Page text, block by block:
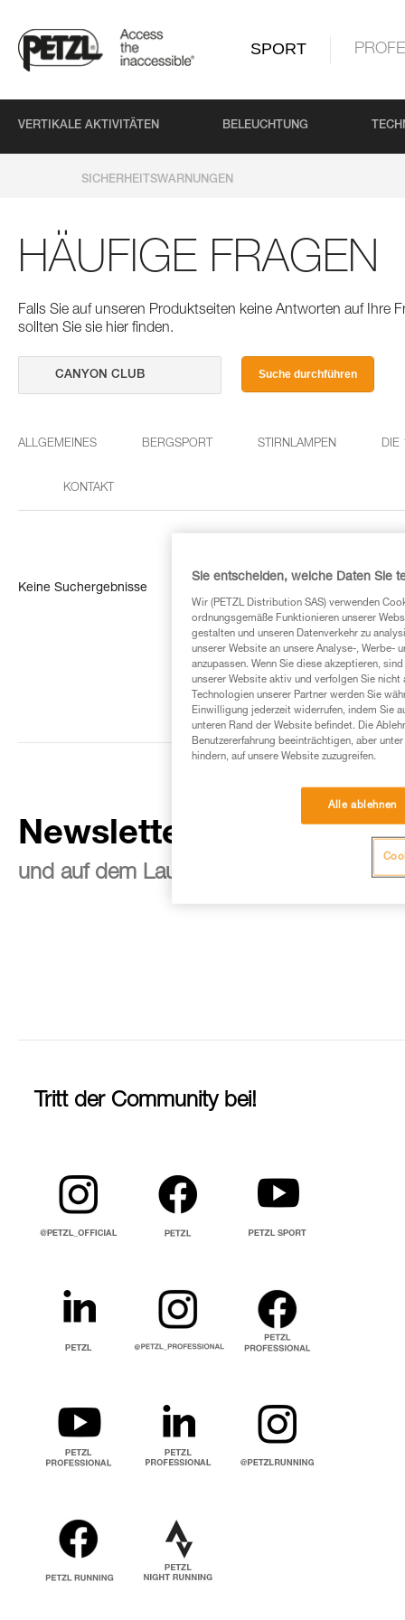
SPORT
VERTIKALE AKTIVITÄTEN BELEUCHTUNG
SICHERHEITSWARNUNGEN
HÄUFIGE FRAGEN
Falls Sie auf unseren Produktseiten keine Antworten auf Ihre
sollten Sie sie hier finden.
Suche durchführen
ALLGEMEINES BERGSPORT STIRNLAMPEN DIE
KONTAKT
Keine Suchergebnisse
Newsletter abonnieren
und auf dem Laufenden bleiben
Tritt der Community bei!
Sie entscheiden, welche Daten Sie
Wir (PETZL Distribution SAS) verwenden
ordnungsgemäße Funktionieren unserer
gestalten und unseren Datenverkehr zu
unserer Website an unsere Analyse-, Werbe-
anzupassen. Wenn Sie diese akzeptieren,
unserer Website aktiv und verfolgen Sie
Technologien unserer Partner werden Sie
Einwilligung jederzeit widerrufen, indem Sie
unteren Rand der Website befindet. Die
Benutzererfahrung beeinträchtigen, aber
hindern, auf unsere Website zuzugreifen.
Alle ablehnen